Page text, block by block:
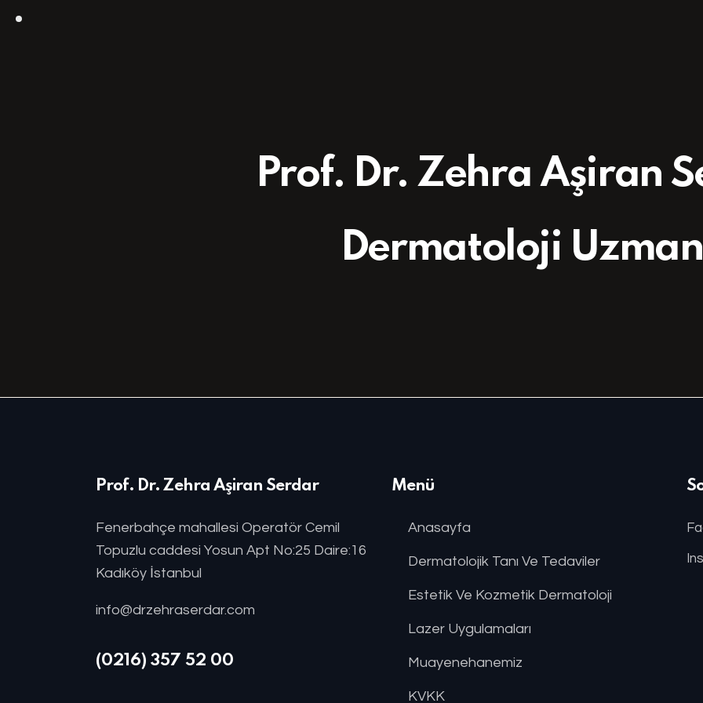
Prof. Dr. Zehra Aşiran
Dermatoloji
Prof. Dr. Zehra Aşiran Serdar
Fenerbahçe mahallesi Operatör Cemil
Topuzlu caddesi Yosun Apt No:25 Daire:16
Kadıköy İstanbul
info@drzehraserdar.com
(0216) 357 52 00
Menü
Anasayfa
Dermatolojik Tanı Ve Tedaviler
Estetik Ve Kozmetik Dermatoloji
Lazer Uygulamaları
Muayenehanemiz
KVKK